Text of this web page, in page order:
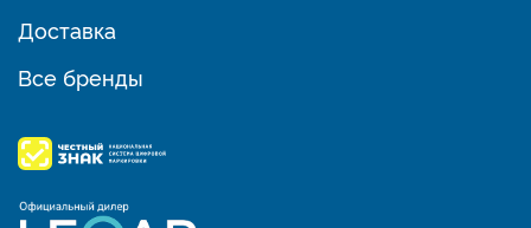
Доставка
Все бренды